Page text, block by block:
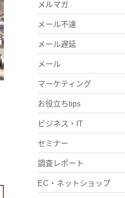
メルマガ
メール不達
メール遅延
メール
マーケティング
お役立ちtips
ビジネス・IT
セミナー
調査レポート
EC・ネットショップ